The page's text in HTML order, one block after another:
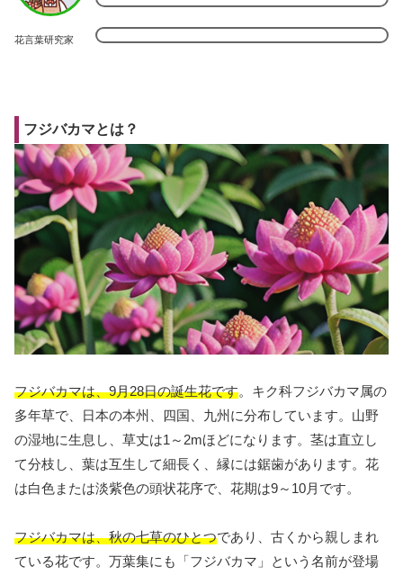
花言葉研究家
フジバカマとは？
フジバカマは、9月28日の誕生花です。キク科フジバカマ属の
多年草で、日本の本州、四国、九州に分布しています。山野
の湿地に生息し、草丈は1～2mほどになります。茎は直立し
て分枝し、葉は互生して細長く、縁には鋸歯があります。花
は白色または淡紫色の頭状花序で、花期は9～10月です。
フジバカマは、秋の七草のひとつであり、古くから親しまれ
ている花です。万葉集にも「フジバカマ」という名前が登場